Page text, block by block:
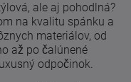
ale aj pohodlná?
na kvalitu spánku a
materiálov, od
až po čalúnené
odpočinok.